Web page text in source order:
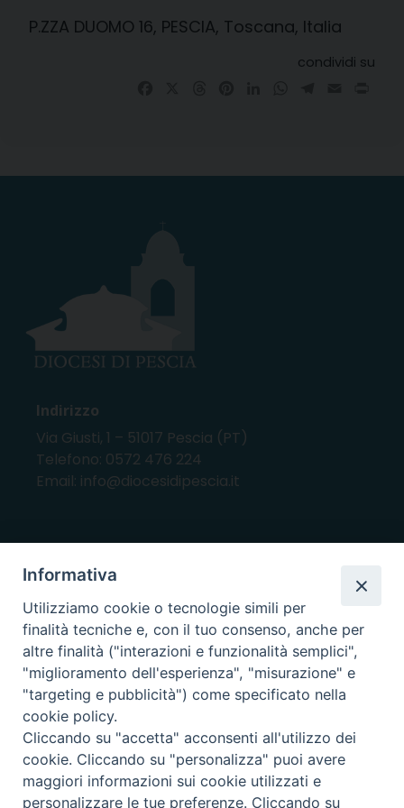
P.ZZA DUOMO 16, PESCIA, Toscana, Italia
condividi su
Indirizzo
Via Giusti, 1 – 51017 Pescia (PT)
Telefono: 0572 476 224
Email: info@diocesidipescia.it
ORARI E GIORNI DI APERTURA
10.00 alle 12.00
UFFICI ECONOMATO E AMMINISTRAZIONE Lunedì e
Mercoledì, dalle 10.00 alle 12.30
UFFICIO BENI CULTURALI Lunedì, Mercoledì,
Venerdì, dalle 10.00 alle 12.30
i nostri social
Informativa
Utilizziamo cookie o tecnologie simili per
finalità tecniche e, con il tuo consenso, anche per
altre finalità ("interazioni e funzionalità semplici",
"miglioramento dell'esperienza", "misurazione" e
"targeting e pubblicità") come specificato nella
cookie policy.
Cliccando su "accetta" acconsenti all'utilizzo dei
cookie. Cliccando su "personalizza" puoi avere
maggiori informazioni sui cookie utilizzati e
personalizzare le tue preferenze. Cliccando su